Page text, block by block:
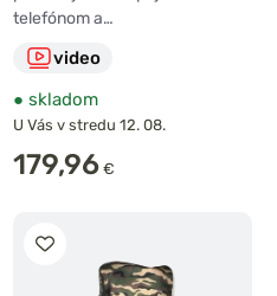
telefónom a…
video
● skladom
U Vás v stredu 12. 08.
179,96 €